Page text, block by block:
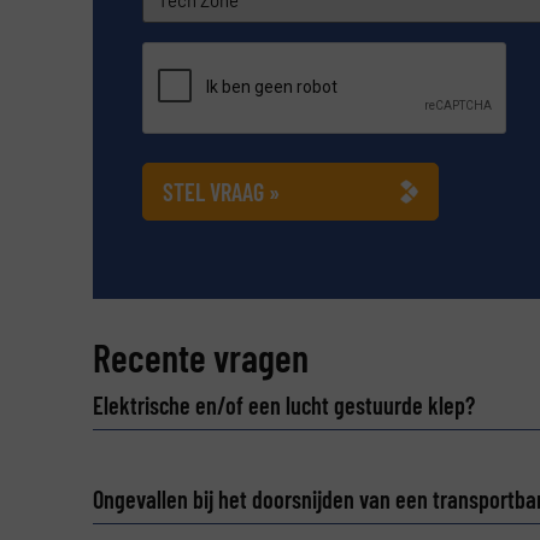
Tech
Zone*
CAPTCHA
STEL VRAAG »
Recente vragen
Elektrische en/of een lucht gestuurde klep?
Ongevallen bij het doorsnijden van een